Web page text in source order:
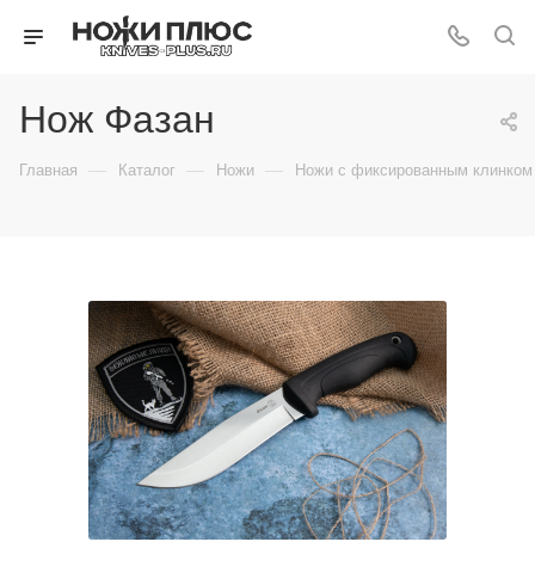
Нож Фазан
Главная — Каталог — Ножи — Ножи с фиксированным клинком